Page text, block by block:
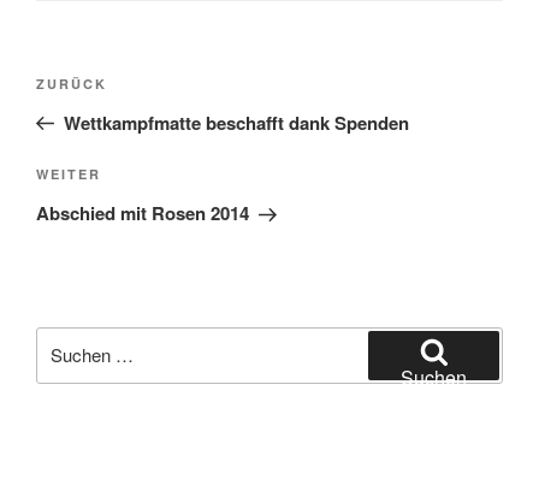
Beitragsnavigation
Vorheriger
Beitrag
ZURÜCK
Wettkampfmatte beschafft dank Spenden
Nächster
Beitrag
WEITER
Abschied mit Rosen 2014
nach:
Suchen